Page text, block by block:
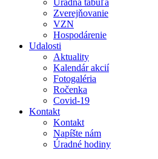
Úradná tabuľa
Zverejňovanie
VZN
Hospodárenie
Udalosti
Aktuality
Kalendár akcií
Fotogaléria
Ročenka
Covid-19
Kontakt
Kontakt
Napíšte nám
Úradné hodiny